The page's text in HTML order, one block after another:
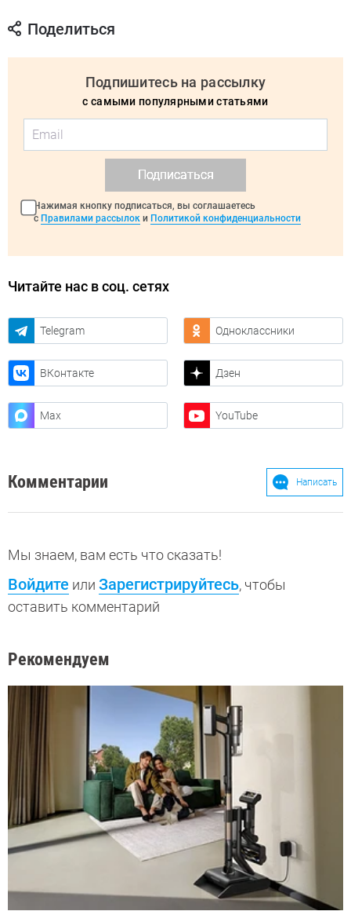
Поделиться
Подпишитесь на рассылку
с самыми популярными статьями
Подписаться
Нажимая кнопку подписаться, вы соглашаетесь
с Правилами рассылок и Политикой конфиденциальности
Читайте нас в соц. сетях
Telegram Одноклассники
ВКонтакте Дзен
Max YouTube
Комментарии Написать
Мы знаем, вам есть что сказать!
Войдите или Зарегистрируйтесь, чтобы
оставить комментарий
Рекомендуем